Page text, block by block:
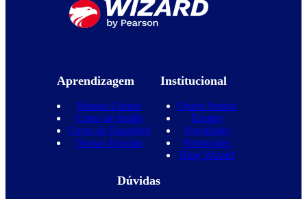
Aprendizagem
Nossos Cursos
Curso de Inglês
Curso de Espanhol
Nossas Escolas
Institucional
Quem Somos
Equipe
Novidades
Promoções
Blog Wizard
Dúvidas